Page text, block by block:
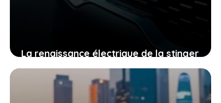
La renaissance électrique de la stinger
par kia, ce que cela signifie pour la
mobilité de demain